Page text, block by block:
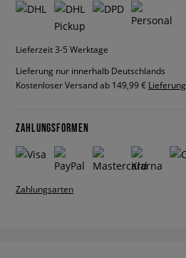
Lieferzeit 3-5 Werktage
Lieferung nur innerhalb Deutschlands
Kostenloser Versand ab 149,99 € Lieferung
ZAHLUNGSFORMEN
Zahlungsarten